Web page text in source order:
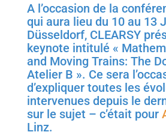
A l’occasion de la
qui aura lieu du 10 au 13
Düsseldorf, CLEARSY
keynote intitulé «
and Moving Trains: The
Atelier B ». Ce sera
d’expliquer toutes les
intervenues depuis le
sur le sujet – c’était pour
Linz.